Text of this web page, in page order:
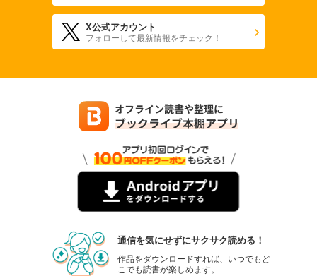
X公式アカウント
フォローして最新情報をチェック！
通信を気にせずにサクサク読める！
作品をダウンロードすれば、いつでもど
こでも読書が楽しめます。